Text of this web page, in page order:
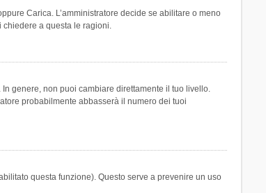
Carica. L’amministratore decide se abilitare o meno
chiedere a questa le ragioni.
genere, non puoi cambiare direttamente il tuo livello.
probabilmente abbasserà il numero dei tuoi
questa funzione). Questo serve a prevenire un uso